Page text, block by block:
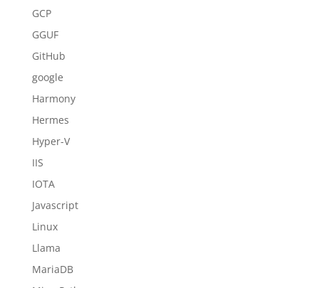
GCP
GGUF
GitHub
google
Harmony
Hermes
Hyper-V
IIS
IOTA
Javascript
Linux
Llama
MariaDB